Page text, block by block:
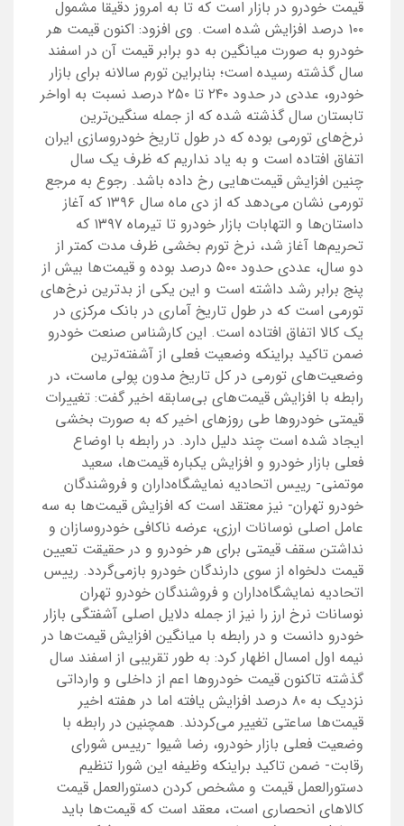
قیمت خودرو در بازار است که تا به امروز دقیقا مشمول
۱۰۰ درصد افزایش شده است. وی افزود: اکنون قیمت‌ هر
خودرو به صورت میانگین به دو برابر قیمت آن‌ در اسفند
سال گذشته رسیده است؛ بنابراین تورم سالانه برای بازار
خودرو، عددی در حدود ۲۴۰ تا ۲۵۰ درصد نسبت به اواخر
تابستان سال گذشته شده که از جمله سنگین‌ترین
نرخ‌های تورمی بوده که در طول تاریخ خودروسازی ایران
اتفاق افتاده است و به یاد نداریم که ظرف یک سال
چنین افزایش قیمت‌هایی رخ داده باشد. رجوع به مرجع
تورمی نشان می‌دهد که از دی ماه سال ۱۳۹۶ که آغاز
داستان‌ها و التهابات بازار خودرو تا تیرماه ۱۳۹۷ که
تحریم‌ها آغاز شد، نرخ تورم بخشی ظرف مدت کمتر از
دو سال، عددی حدود ۵۰۰ درصد بوده و قیمت‌ها بیش از
پنج برابر رشد داشته است و این یکی از بدترین نرخ‌های
تورمی است که در طول تاریخ آماری در بانک مرکزی در
یک کالا اتفاق افتاده است. این کارشناس صنعت خودرو
ضمن تاکید براینکه وضعیت فعلی از آشفته‌ترین
وضعیت‌های تورمی در کل تاریخ مدون پولی ماست، در
رابطه با افزایش قیمت‌های بی‌سابقه اخیر گفت: تغییرات
قیمتی خودروها طی روزهای اخیر که به صورت بخشی
ایجاد شده است چند دلیل دارد. در رابطه با اوضاع
فعلی بازار خودرو و افزایش یکباره قیمت‌ها، سعید
موتمنی- رییس اتحادیه نمایشگاه‌داران و فروشندگان
خودرو تهران- نیز معتقد است که افزایش قیمت‌ها به سه
عامل اصلی نوسانات ارزی، عرضه ناکافی خودروسازان و
نداشتن سقف قیمتی برای هر خودرو و در حقیقت تعیین
قیمت دلخواه از سوی دارندگان خودرو بازمی‌گردد. رییس
اتحادیه نمایشگاه‌داران و فروشندگان خودرو تهران
نوسانات نرخ ارز را نیز از جمله دلایل اصلی آشفتگی بازار
خودرو دانست و در رابطه با میانگین افزایش قیمت‌ها در
نیمه اول امسال اظهار کرد: به طور تقریبی از اسفند سال
گذشته تاکنون قیمت خودروها اعم از داخلی و وارداتی
نزدیک به ۸۰ درصد افزایش یافته اما در هفته اخیر
قیمت‌ها ساعتی تغییر می‌کردند. همچنین در رابطه با
وضعیت فعلی بازار خودرو، رضا شیوا -رییس شورای
رقابت- ضمن تاکید براینکه وظیفه این شورا تنظیم
دستورالعمل قیمت و مشخص کردن دستورالعمل قیمت
کالاهای انحصاری است، معقد است که قیمت‌ها باید